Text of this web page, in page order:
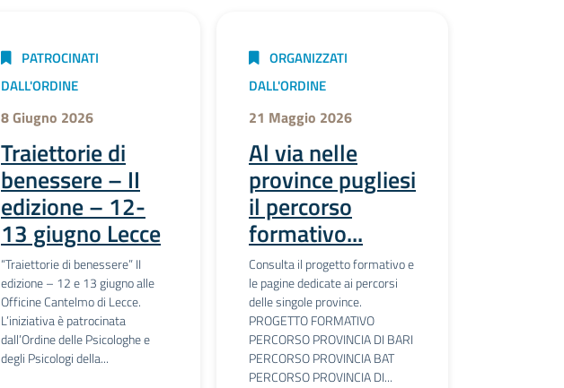
PATROCINATI
DALL'ORDINE
8 Giugno 2026
Traiettorie di
benessere – II
edizione – 12-
13 giugno Lecce
“Traiettorie di benessere” II
edizione – 12 e 13 giugno alle
Officine Cantelmo di Lecce.
L’iniziativa è patrocinata
dall’Ordine delle Psicologhe e
degli Psicologi della...
ORGANIZZATI
DALL'ORDINE
21 Maggio 2026
Al via nelle
province pugliesi
il percorso
formativo...
Consulta il progetto formativo e
le pagine dedicate ai percorsi
delle singole province.
PROGETTO FORMATIVO
PERCORSO PROVINCIA DI BARI
PERCORSO PROVINCIA BAT
PERCORSO PROVINCIA DI...